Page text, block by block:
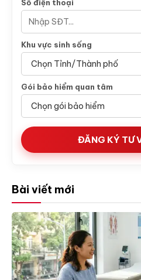
Số điện thoại
Khu vực sinh sống
Gói bảo hiểm quan tâm
ĐĂNG KÝ TƯ
Bài viết mới